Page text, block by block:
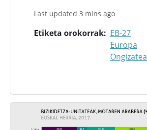
Last updated 3 mins ago
Etiketa orokorrak
EB-27
Europa
Ongizatea